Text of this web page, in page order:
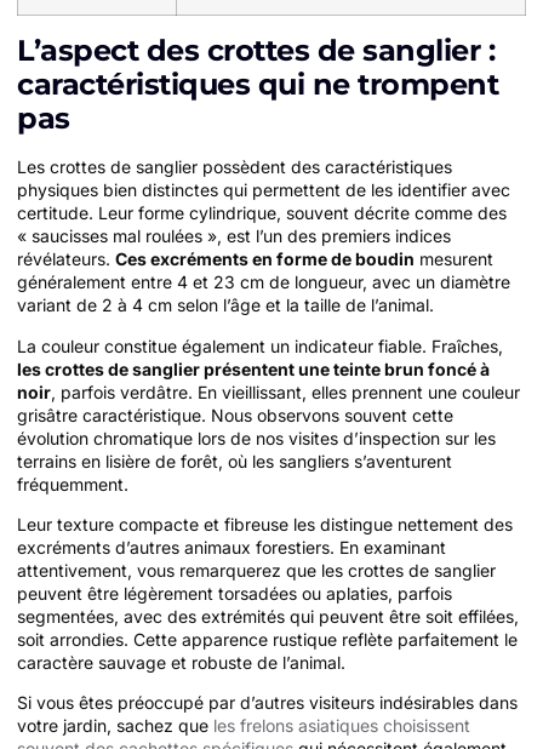
L’aspect des crottes de sanglier :
caractéristiques qui ne trompent
pas
Les crottes de sanglier possèdent des caractéristiques
physiques bien distinctes qui permettent de les identifier avec
certitude. Leur forme cylindrique, souvent décrite comme des
« saucisses mal roulées », est l’un des premiers indices
révélateurs. Ces excréments en forme de boudin mesurent
généralement entre 4 et 23 cm de longueur, avec un diamètre
variant de 2 à 4 cm selon l’âge et la taille de l’animal.
La couleur constitue également un indicateur fiable. Fraîches,
les crottes de sanglier présentent une teinte brun foncé à
noir, parfois verdâtre. En vieillissant, elles prennent une couleur
grisâtre caractéristique. Nous observons souvent cette
évolution chromatique lors de nos visites d’inspection sur les
terrains en lisière de forêt, où les sangliers s’aventurent
fréquemment.
Leur texture compacte et fibreuse les distingue nettement des
excréments d’autres animaux forestiers. En examinant
attentivement, vous remarquerez que les crottes de sanglier
peuvent être légèrement torsadées ou aplaties, parfois
segmentées, avec des extrémités qui peuvent être soit effilées,
soit arrondies. Cette apparence rustique reflète parfaitement le
caractère sauvage et robuste de l’animal.
Si vous êtes préoccupé par d’autres visiteurs indésirables dans
votre jardin, sachez que les frelons asiatiques choisissent